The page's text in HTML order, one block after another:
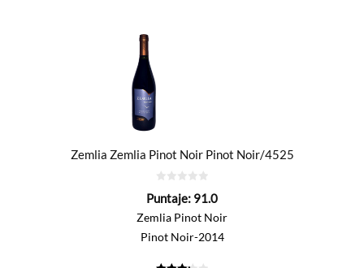
Zemlia Zemlia Pinot Noir Pinot Noir/4525
de
Puntaje: 91.0
Zemlia Pinot Noir
Pinot Noir-2014